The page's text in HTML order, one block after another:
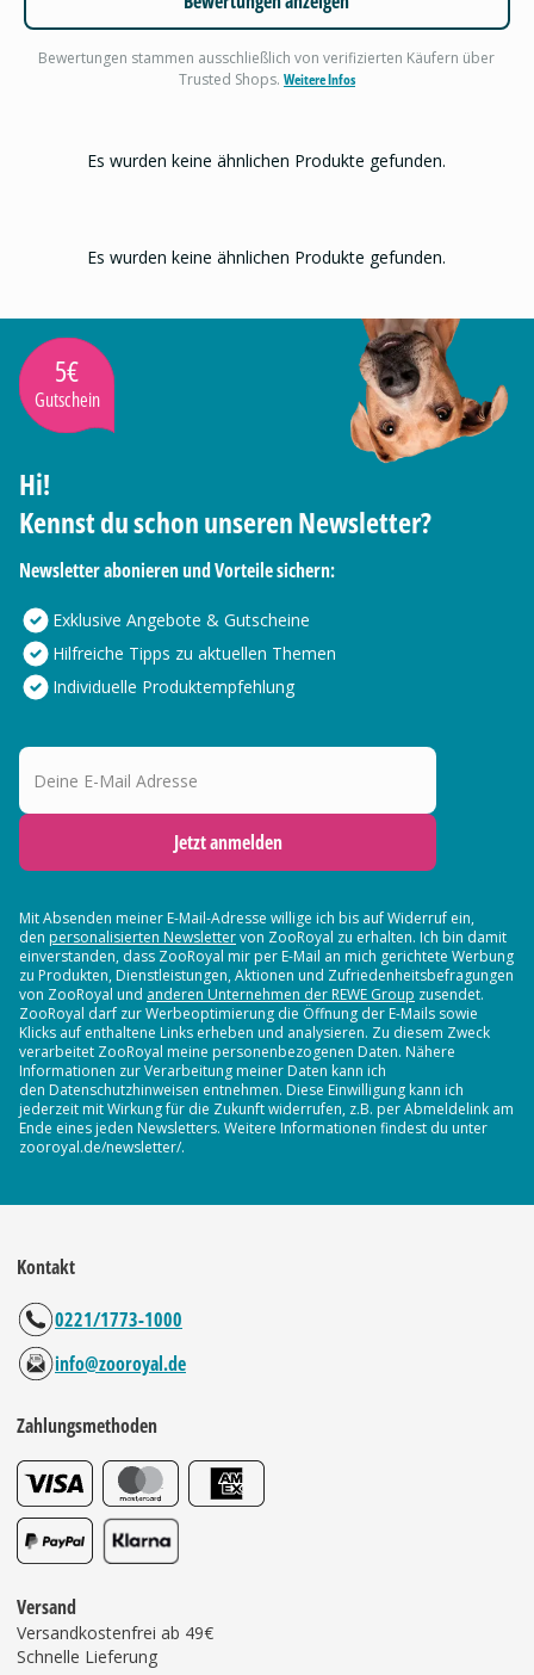
Bewertungen stammen ausschließlich von verifizierten Käufern über
Trusted Shops. Weitere Infos
Es wurden keine ähnlichen Produkte gefunden.
Es wurden keine ähnlichen Produkte gefunden.
5€
Gutschein
Hi!
Kennst du schon unseren Newsletter?
Newsletter abonieren und Vorteile sichern:
Exklusive Angebote & Gutscheine
Hilfreiche Tipps zu aktuellen Themen
Individuelle Produktempfehlung
Deine E-Mail Adresse
Jetzt anmelden
Mit Absenden meiner E-Mail-Adresse willige ich bis auf Widerruf ein,
den personalisierten Newslettervon ZooRoyal zu erhalten. Ich bin damit
einverstanden, dass ZooRoyal mir per E-Mail an mich gerichtete Werbung
zu Produkten, Dienstleistungen, Aktionen und Zufriedenheitsbefragungen
von ZooRoyal und anderen Unternehmen der REWE Group zusendet.
ZooRoyal darf zur Werbeoptimierung die Öffnung der E-Mails sowie
Klicks auf enthaltene Links erheben und analysieren. Zu diesem Zweck
verarbeitet ZooRoyal meine personenbezogenen Daten. Nähere
Informationen zur Verarbeitung meiner Daten kann ich
den Datenschutzhinweisen entnehmen. Diese Einwilligung kann ich
jederzeit mit Wirkung für die Zukunft widerrufen, z.B. per Abmeldelink am
Ende eines jeden Newsletters. Weitere Informationen findest du unter
zooroyal.de/newsletter/.
Kontakt
0221/1773-1000
info@zooroyal.de
Zahlungsmethoden
Versand
Versandkostenfrei ab 49€
Schnelle Lieferung